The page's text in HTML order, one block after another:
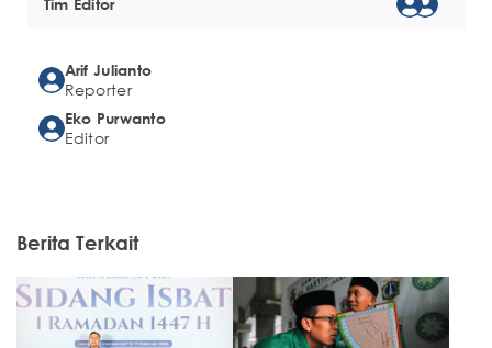
Tim Editor
Arif Julianto
Reporter
Eko Purwanto
Editor
Berita Terkait